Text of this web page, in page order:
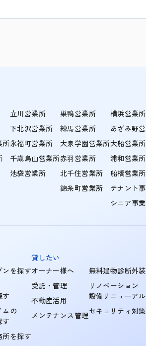
所
立川営業所
下北沢営業所
永福町営業所
千歳烏山営業所
池袋営業所
巣鴨営業所
練馬営業所
大泉学園営業所
赤羽営業所
北千住営業所
錦糸町営業所
横浜営業所
あざみ野
大船営業所
浦和営業所
船橋営業所
テナント
シニア事
ンを探す
す
ムの
す
所を探す
貸したい
オーナー様へ
受託・管理
不動産活用
メンテナンス管理
無料建物診断外
リノベーション
設備リニューアル
セキュリティ対策